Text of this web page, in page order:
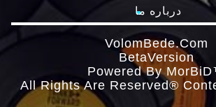
درباره ما
VolomBede.com
ΒetaVersion
Powered By
All Rights Are Reserved®